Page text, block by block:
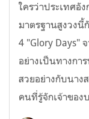
ใครว่าประเทศอั
มาตรฐานสูงวง
4 "Glory Days"
อย่างเป็นทางกา
สวยอย่างกับนาง
คนที่รู้จักเจ้าของ